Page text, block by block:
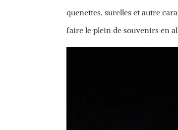
quenettes, surelles et autre
faire le plein de souvenirs en